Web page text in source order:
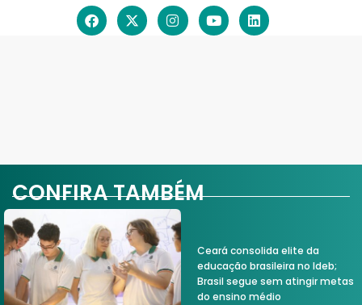
CONFIRA TAMBÉM
Ceará consolida elite da
educação brasileira no Ideb;
Brasil segue sem atingir metas
do ensino médio